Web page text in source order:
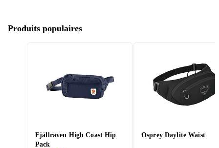
Produits populaires
Fjällräven High Coast Hip
Pack
Osprey Daylite Waist